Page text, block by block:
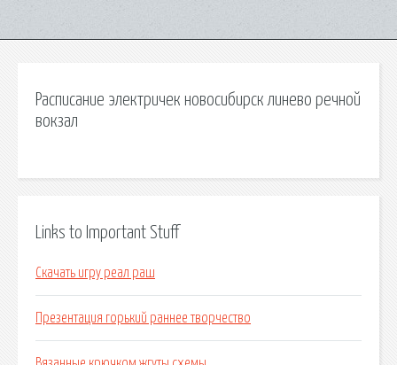
Расписание электричек новосибирск линево речной
вокзал
Links to Important Stuff
Скачать игру реал раш
Презентация горький раннее творчество